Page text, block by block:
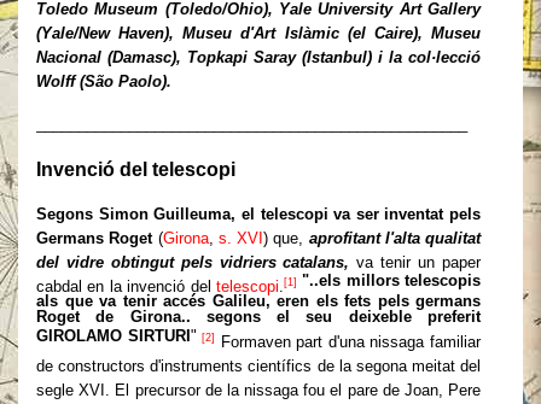
Toledo Museum (Toledo/Ohio), Yale University Art Gallery
(Yale/New Haven), Museu d'Art Islàmic (el Caire), Museu
Nacional (Damasc), Topkapi Saray (Istanbul) i la col·lecció
Wolff (São Paolo).
Invenció del telescopi
Segons Simon Guilleuma, el telescopi va ser inventat pels
Germans Roget(Girona, s. XVI ) que, aprofitant l'alta qualitat
del vidre obtingut pels vidriers catalans, va tenir un paper
cabdal en la invenció del telescopi. [1]
"..els millors telescopis
als que va tenir accés Galileu, eren els fets pels germans
Roget de Girona.. segons el seu deixeble preferit
GIROLAMO SIRTURI "[2]
Formaven part d'una nissaga familiar
de constructors d'instruments científics de la segona meitat del
segle XVI. El precursor de la nissaga fou el pare de Joan, Pere